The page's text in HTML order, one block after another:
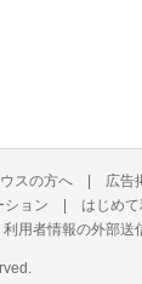
スの方へ | 広告
ション | はじめ
利用者情報の外部送